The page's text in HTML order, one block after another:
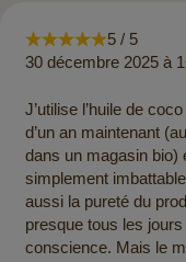
5 / 5
30 décembre 2025 à
J’utilise l’huile de
d’un an maintenant
dans un magasin bio)
simplement
aussi la pureté du
presque tous les
conscience. Mais le